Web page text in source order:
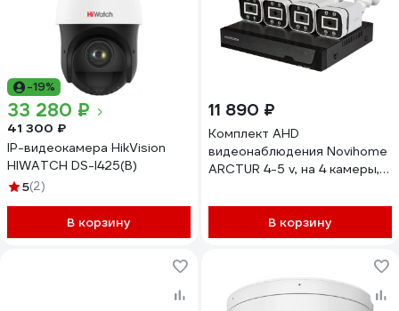
-19%
33 280 ₽
41 300 ₽
IP-видеокамера HikVision
HIWATCH DS-I425(B)
5(2)
В корзину
11 890 ₽
Комплект AHD
видеонаблюдения Novihome
ARCTUR 4-5 v, на 4 камеры, 5
В корзину